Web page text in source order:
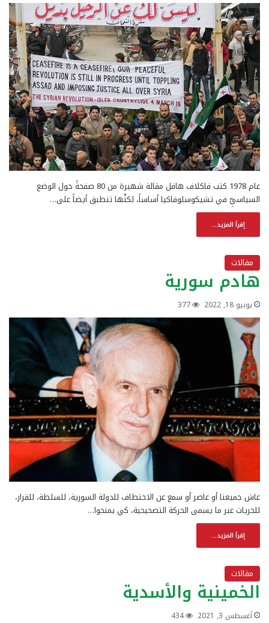
عام 1978 كتب فاكلاف هافل مقالة شهيرة من 80 صفحةً حول الوضع
السياسيِّ في تشيكوسلوفاكيا أساساً، لكنْها تنطبق أيضاً على…
إقرأ المزيد...
مقالات
هادم سورية
يونيو 18, 2022 377
عاش جميعنا أو عاصر أو سمع عن الاختطاف للدولة السورية، للسلطة، للقرار،
للحريات عبر ما يسمى الحركة التصحيحية، كي يمنحوا…
إقرأ المزيد...
مقالات
الخمينية والأسدية
أغسطس 3, 2021 434